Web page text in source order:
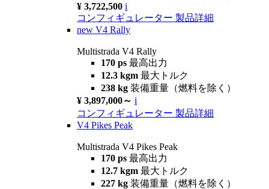
¥ 3,722,500 i
コンフィギュレーター 製品詳細
new V4 Rally
Multistrada V4 Rally
170 ps 最高出力
12.3 kgm 最大トルク
238 kg 装備重量（燃料を除く）
¥ 3,897,000～ i
コンフィギュレーター 製品詳細
V4 Pikes Peak
Multistrada V4 Pikes Peak
170 ps 最高出力
12.7 kgm 最大トルク
227 kg 装備重量（燃料を除く）